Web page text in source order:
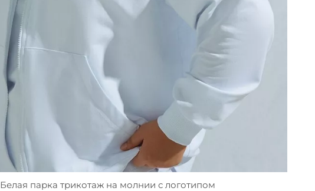
Белая парка трикотаж на молнии с логотипом